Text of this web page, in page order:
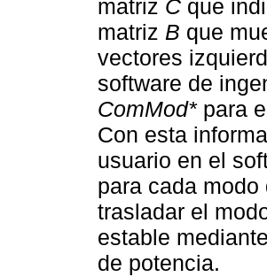
matriz C que
matriz B que
vectores
software de
ComMod*para
Con esta
usuario en el
para cada
trasladar el
estable
de potencia.